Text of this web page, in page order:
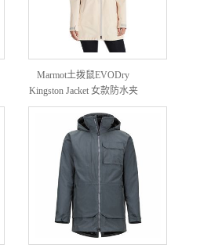
Marmot土拨鼠EVODry
Kingston Jacket 女款防水夹
克